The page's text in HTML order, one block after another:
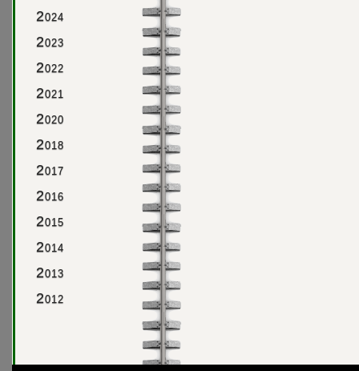
2024
2023
2022
2021
2020
2018
2017
2016
2015
2014
2013
2012